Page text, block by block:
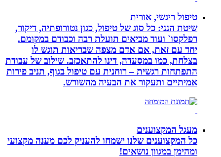
טיפול ריגשי, אורית
שיטת הנני: כל סוג של טיפול, כגון נטורופתיה, דיקור,
רפלקסו` ועוד מביאים תועלת רבה וכבודם במקומם.
יחד עם זאת, אם אדם מצפה שבריאות תוגש לו
בצלחת, כמו במסעדה, דינו להתאכזב. שילוב של עבודת
התפתחות רגשית – רוחנית עם טיפול בגוף, תניב פירות
אמיתיים ותעקור את הבעיה מהשורש.
מעגל המקצוענים
כל המקצוענים שלנו ישמחו להעניק לכם מענה מקצועי
ומהימן במגוון נושאים!